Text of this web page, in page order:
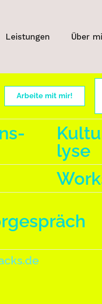
Leistungen Über
Arbeite mit mir!
lyse